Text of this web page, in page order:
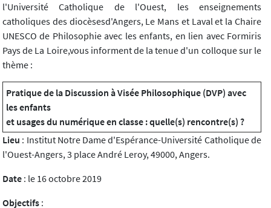
l'Université Catholique de l'Ouest, les enseignements
catholiques des diocèsesd'Angers, Le Mans et Laval et la Chaire
UNESCO de Philosophie avec les enfants, en lien avec Formiris
Pays de La Loire,vous informent de la tenue d'un colloque sur le
thème :
Pratique de la Discussion à Visée Philosophique (DVP) avec
les enfants
et usages du numérique en classe : quelle(s) rencontre(s) ?
Lieu : Institut Notre Dame d'Espérance-Université Catholique de
l'Ouest-Angers, 3 place André Leroy, 49000, Angers.
Date : le 16 octobre 2019
Objectifs :